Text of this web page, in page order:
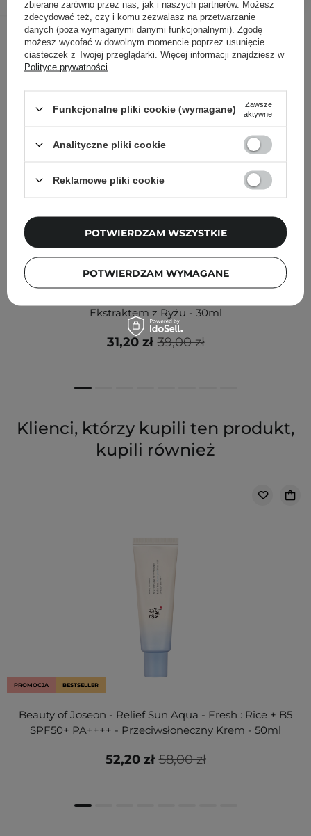
Inni klienci sprawdzali również
PROMOCJA
Ekstraktem z Ryżu - 30ml
39,00 zł
31,20 zł
Klienci, którzy kupili ten produkt,
kupili również
PROMOCJA BESTSELLER
Beauty of Joseon - Relief Sun Aqua - Fresh : Rice + B5
SPF50+ PA++++ - Przeciwsłoneczny Krem - 50ml
58,00 zł
52,20 zł
zbierane zarówno przez nas, jak i naszych partnerów. Możesz
zdecydować też, czy i komu zezwalasz na przetwarzanie
danych (poza wymaganymi danymi funkcjonalnymi). Zgodę
możesz wycofać w dowolnym momencie poprzez usunięcie
ciasteczek z Twojej przeglądarki. Więcej informacji znajdziesz w
Polityce prywatności
Funkcjonalne pliki cookie (wymagane)
Zawsze
aktywne
Analityczne pliki cookie
Reklamowe pliki cookie
POTWIERDZAM WYMAGANE
POTWIERDZAM WSZYSTKIE